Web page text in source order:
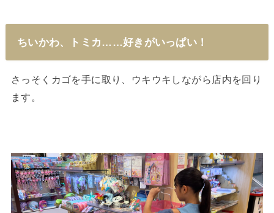
ちいかわ、トミカ……好きがいっぱい！
さっそくカゴを手に取り、ウキウキしながら店内を回り
ます。